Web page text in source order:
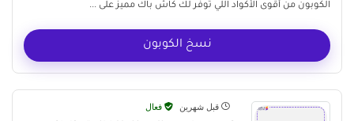
الكوبون من أقوى الأكواد اللي توفر لك كاش باك مميز على ...
نسخ الكوبون
قبل شهرين فعال